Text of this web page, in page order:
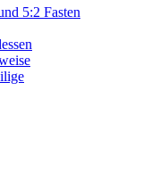
5:2 Fasten